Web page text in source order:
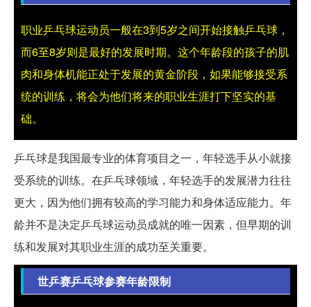
职业乒乓球运动员一般在3到5岁之间开始接触乒乓球，
而6至8岁则是最好的发展时期。这个年龄段的孩子的肌
肉和身体机能正处于发展的黄金阶段，如果能够接受系
统的训练，将会为他们将来的职业生涯打下坚实的基
础。
乒乓球是我国最专业的体育项目之一，年轻选手从小就接
受系统的训练。在乒乓球领域，年轻选手的发展潜力往往
更大，因为他们拥有较高的学习能力和身体适应能力。年
龄并不是决定乒乓球运动员成就的唯一因素，但早期的训
练和发展对其职业生涯的成功至关重要。
世乒赛乒乓球参赛年龄限制